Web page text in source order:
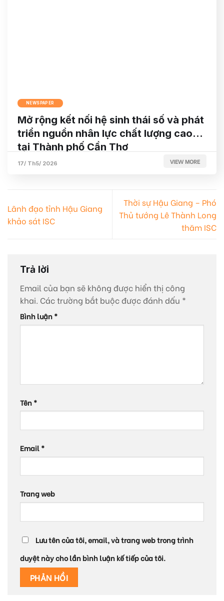
NEWSPAPER
Mở rộng kết nối hệ sinh thái số và phát
triển nguồn nhân lực chất lượng cao
tại Thành phố Cần Thơ
17/ Th5/ 2026 VIEW MORE
Lãnh đạo tỉnh Hậu Giang
khảo sát ISC
Thời sự Hậu Giang – Phó
Thủ tướng Lê Thành Long
thăm ISC
Trả lời
Email của bạn sẽ không được hiển thị công
khai. Các trường bắt buộc được đánh dấu *
Bình luận*
Tên*
Email*
Trang web
Lưu tên của tôi, email, và trang web trong trình
duyệt này cho lần bình luận kế tiếp của tôi.